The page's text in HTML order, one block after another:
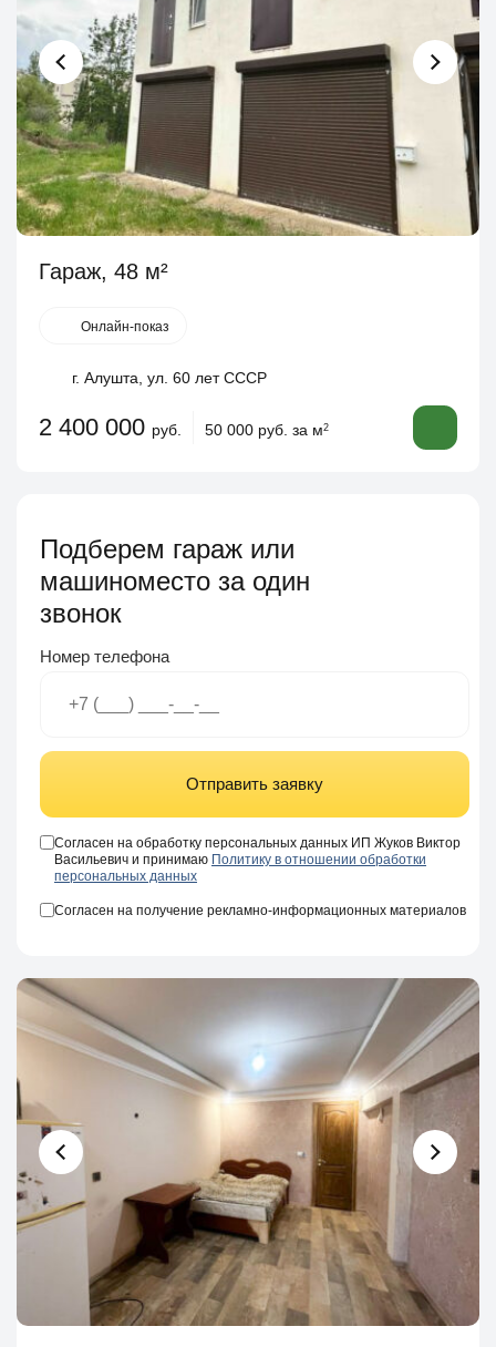
Гараж, 48 м²
Онлайн-показ
г. Алушта, ул. 60 лет СССР
2 400 000 руб. 50 000 руб. за м2
Подберем гараж или
машиноместо за один
звонок
Номер телефона
Отправить заявку
Согласен на обработку персональных данных ИП Жуков Виктор
Васильевич и принимаю Политику в отношении обработки
персональных данных
Согласен на получение рекламно-информационных материалов